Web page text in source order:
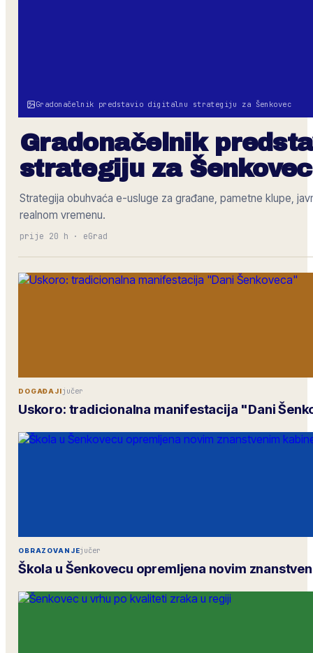
Gradonačelnik predstavio digitalnu strategiju za Šenkovec
Gradonačelnik
strategiju za Šenkovec
Strategija obuhvaća e-usluge za građane, pametne klupe,
realnom vremenu.
prije 20 h · eGrad
DOGAĐAJIjučer
Uskoro: tradicionalna manifestacija "Dani
OBRAZOVANJEjučer
Škola u Šenkovecu opremljena novim